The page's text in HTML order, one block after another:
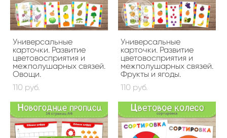
Универсальные
карточки. Развитие
цветовосприятия и
межполушарных связей.
Овощи.
110 pуб.
Универсальные
карточки. Развитие
цветовосприятия и
межполушарных связей.
Фрукты и ягоды.
110 pуб.